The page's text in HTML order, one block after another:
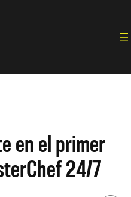
en el primer
24/7